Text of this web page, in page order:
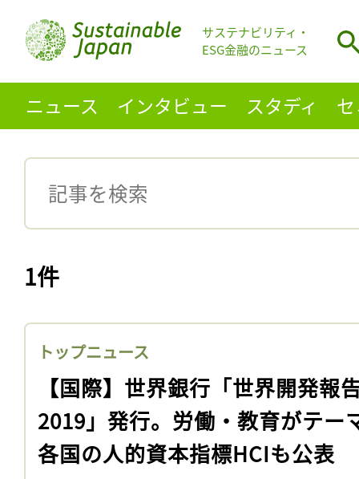
サステナビリティ・
ESG金融のニュース
ニュース インタビュー スタディ
1件
トップニュース
【国際】世界銀行「世界開発報
2019」発行。労働・教育がテー
各国の人的資本指標HCIも公表